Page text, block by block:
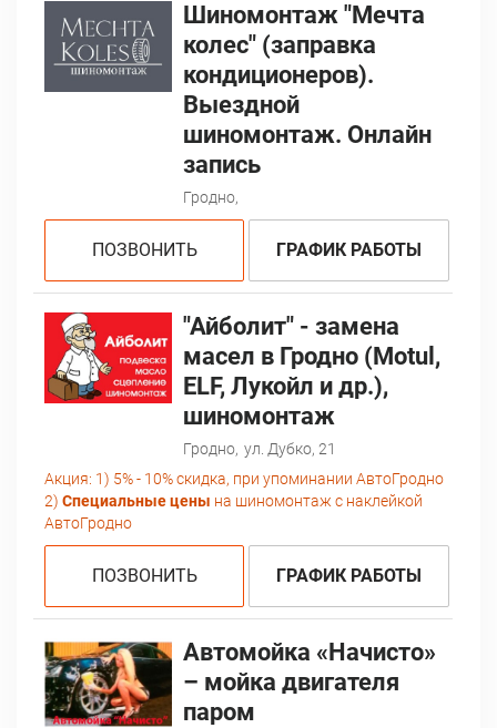
Шиномонтаж "Мечта
колес" (заправка
кондиционеров).
Выездной
шиномонтаж. Онлайн
запись
Гродно,
ПОЗВОНИТЬ ГРАФИК РАБОТЫ
"Айболит" - замена
масел в Гродно (Motul,
ELF, Лукойл и др.),
шиномонтаж
Гродно, ул. Дубко, 21
Акция: 1) 5% - 10% скидка, при упоминании АвтоГродно
2) Специальные цены на шиномонтаж с наклейкой
АвтоГродно
ПОЗВОНИТЬ ГРАФИК РАБОТЫ
Автомойка «Начисто»
– мойка двигателя
паром